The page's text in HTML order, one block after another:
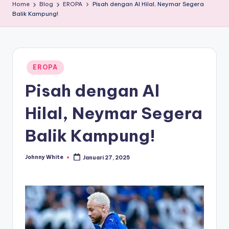
Home Blog EROPA
Pisah dengan Al Hilal, Neymar Segera
Balik Kampung!
Posted
in
EROPA
Pisah dengan Al
Hilal, Neymar Segera
Balik Kampung!
Posted
Johnny White Januari 27, 2025